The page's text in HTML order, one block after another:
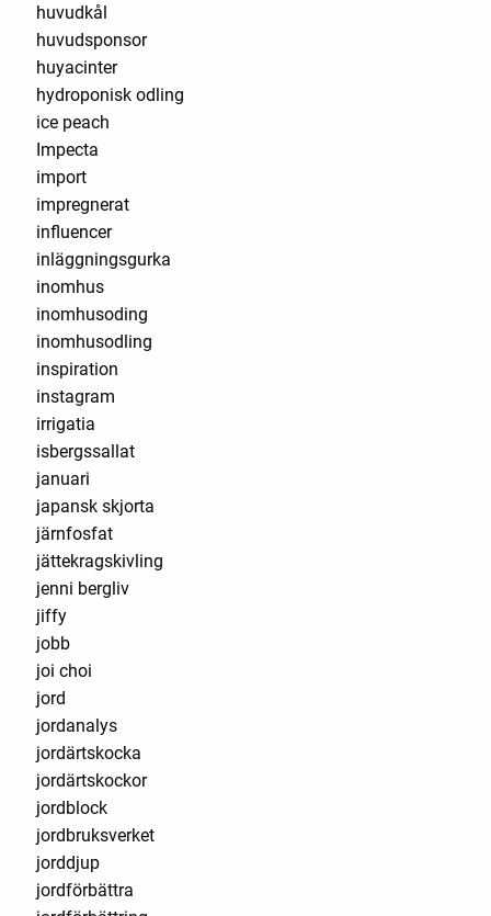
huvudkål
huvudsponsor
huyacinter
hydroponisk odling
ice peach
Impecta
import
impregnerat
influencer
inläggningsgurka
inomhus
inomhusoding
inomhusodling
inspiration
instagram
irrigatia
isbergssallat
januari
japansk skjorta
järnfosfat
jättekragskivling
jenni bergliv
jiffy
jobb
joi choi
jord
jordanalys
jordärtskocka
jordärtskockor
jordblock
jordbruksverket
jorddjup
jordförbättra